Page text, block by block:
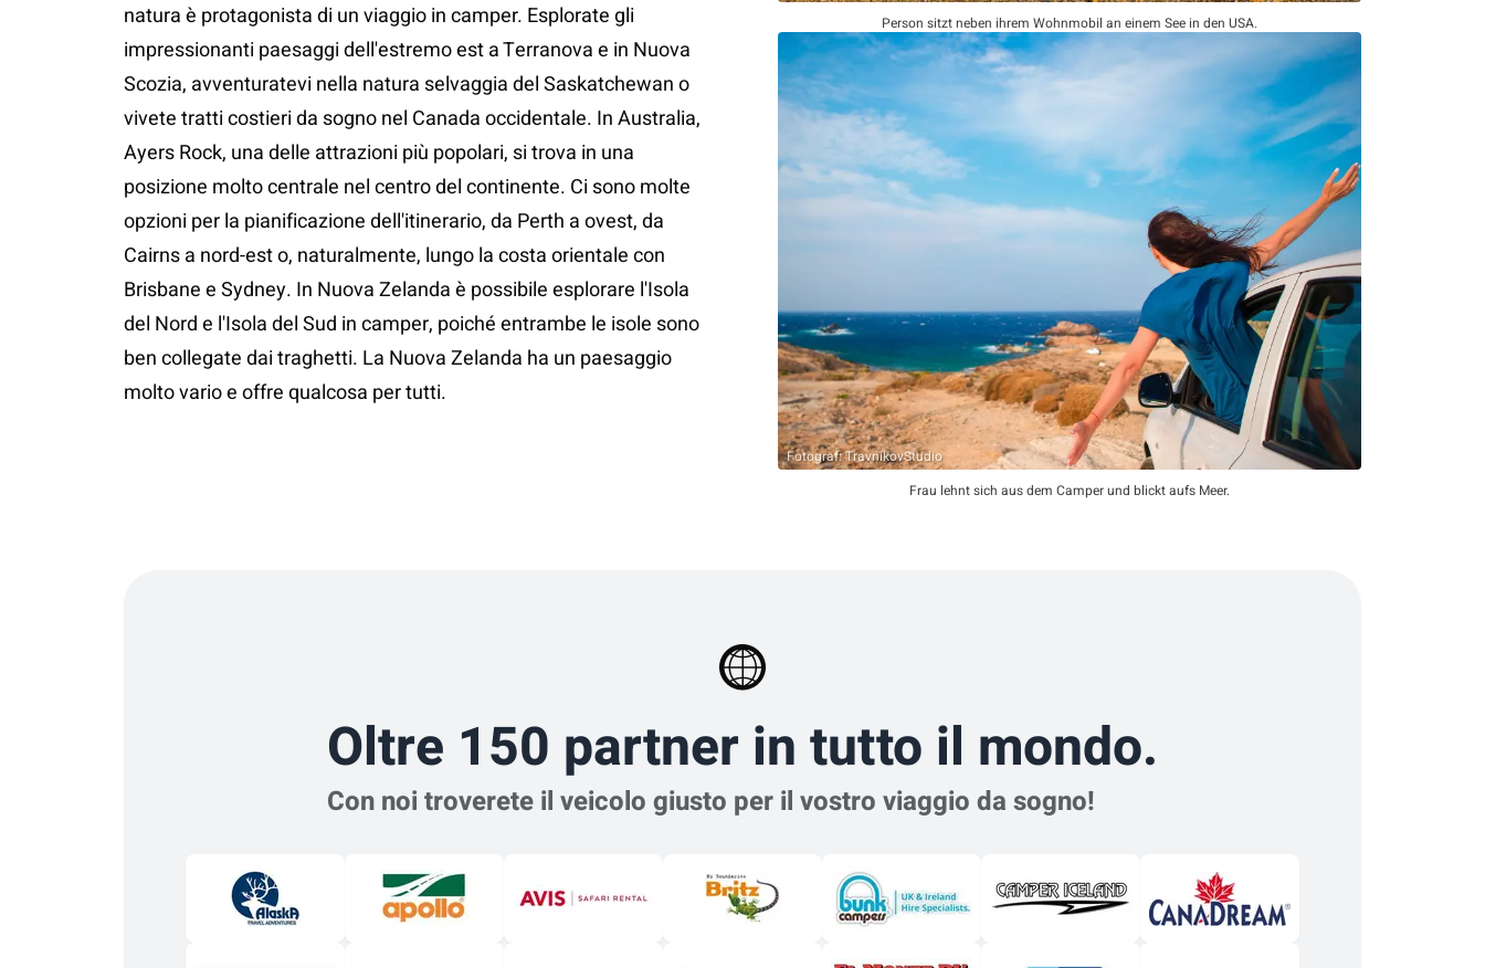
natura è protagonista di un viaggio in camper. Esplorate gli
impressionanti paesaggi dell'estremo est a Terranova e in Nuova
Scozia, avventuratevi nella natura selvaggia del Saskatchewan o
vivete tratti costieri da sogno nel Canada occidentale. In Australia,
Ayers Rock, una delle attrazioni più popolari, si trova in una
posizione molto centrale nel centro del continente. Ci sono molte
opzioni per la pianificazione dell'itinerario, da Perth a ovest, da
Cairns a nord-est o, naturalmente, lungo la costa orientale con
Brisbane e Sydney. In Nuova Zelanda è possibile esplorare l'Isola
del Nord e l'Isola del Sud in camper, poiché entrambe le isole sono
ben collegate dai traghetti. La Nuova Zelanda ha un paesaggio
Person sitzt neben ihrem Wohnmobil an einem See in den USA.
Fotograf: TravnikovStudio
Frau lehnt sich aus dem Camper und blickt aufs Meer.
Oltre 150 partner in tutto il mondo.
Con noi troverete il veicolo giusto per il vostro viaggio da sogno!